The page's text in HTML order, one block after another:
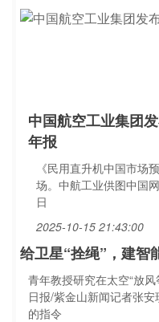
中国航空工业集团
年报
《民用直升机中国市场
场。中航工业供图中国
日
2025-10-15 21:43:00
给卫星“拴绳”，建智
青年教授研究在太空“放
日报/紫金山新闻记者张安
的指令